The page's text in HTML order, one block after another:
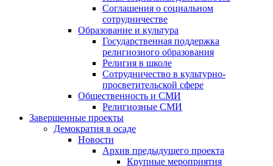
Соглашения о социальном
сотрудничестве
Образование и культура
Государственная поддержка
религиозного образования
Религия в школе
Сотрудничество в культурно-
просветительской сфере
Общественность и СМИ
Религиозные СМИ
Завершенные проекты
Демократия в осаде
Новости
Архив предыдущего проекта
Крупные мероприятия